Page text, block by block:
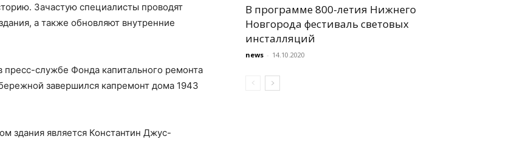
Зачастую специалисты проводят
а также обновляют внутренние
пресс-службе Фонда капитального ремонта
завершился капремонт дома 1943
здания является Константин Джус-
В программе 800-летия Нижнего
Новгорода фестиваль световых
инсталляций
news - 14.10.2020